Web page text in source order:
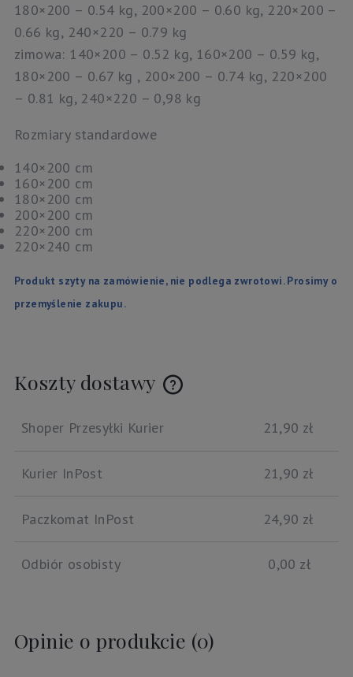
180×200 – 0.54 kg, 200×200 – 0.60 kg, 220×200 –
0.66 kg, 240×220 – 0.79 kg
zimowa: 140×200 – 0.52 kg, 160×200 – 0.59 kg,
180×200 – 0.67 kg , 200×200 – 0.74 kg, 220×200
– 0.81 kg, 240×220 – 0,98 kg
Rozmiary standardowe
140×200 cm
160×200 cm
180×200 cm
200×200 cm
220×200 cm
220×240 cm
Produkt szyty na zamówienie, nie podlega zwrotowi. Prosimy o
przemyślenie zakupu.
Koszty dostawy
Cena nie zawiera ewentualnych kosztów płatności
Shoper Przesyłki Kurier 21,90 zł
Kurier InPost 21,90 zł
Paczkomat InPost 24,90 zł
Odbiór osobisty 0,00 zł
Opinie o produkcie (0)